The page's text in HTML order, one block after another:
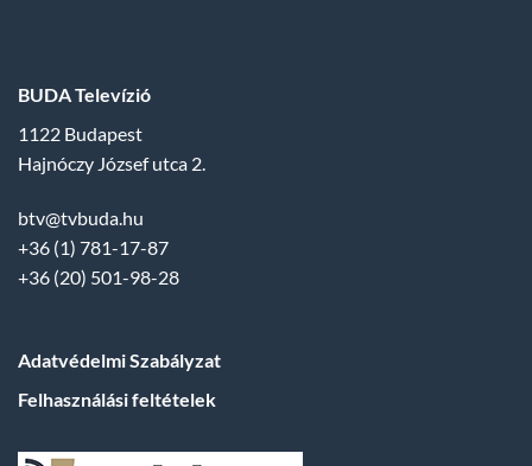
BUDA Televízió
1122 Budapest
Hajnóczy József utca 2.
btv@tvbuda.hu
+36 (1) 781-17-87
+36 (20) 501-98-28
Adatvédelmi Szabályzat
Felhasználási feltételek